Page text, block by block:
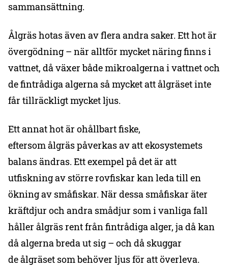
sammansättning.
Ålgräs hotas även av flera andra saker. Ett hot är
övergödning – när alltför mycket näring finns i
vattnet, då växer både mikroalgerna i vattnet och
de fintrådiga algerna så mycket att ålgräset inte
får tillräckligt mycket ljus.
Ett annat hot är ohållbart fiske,
eftersom ålgräs påverkas av att ekosystemets
balans ändras. Ett exempel på det är att
utfiskning av större rovfiskar kan leda till en
ökning av småfiskar. När dessa småfiskar äter
kräftdjur och andra smådjur som i vanliga fall
håller ålgräs rent från fintrådiga alger, ja då kan
då algerna breda ut sig – och då skuggar
de ålgräset som behöver ljus för att överleva.